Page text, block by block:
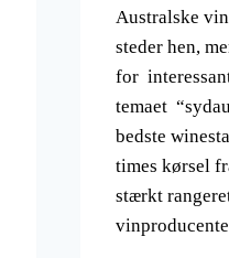
Australske
steder hen,
for
temaet
bedste
times kørsel
stærkt